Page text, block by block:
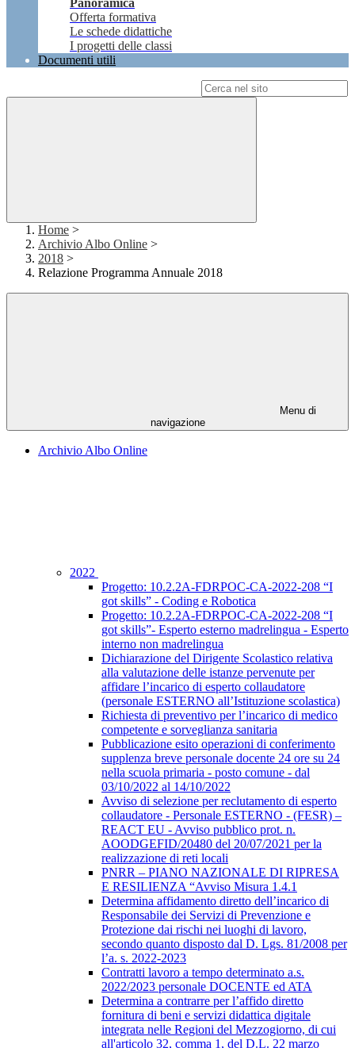
Panoramica
Offerta formativa
Le schede didattiche
I progetti delle classi
Documenti utili
Home >
Archivio Albo Online >
2018 >
Relazione Programma Annuale 2018
Menu di
navigazione
Archivio Albo Online
2022
Progetto: 10.2.2A-FDRPOC-CA-2022-208 “I
got skills” - Coding e Robotica
Progetto: 10.2.2A-FDRPOC-CA-2022-208 “I
got skills”- Esperto esterno madrelingua - Esperto
interno non madrelingua
Dichiarazione del Dirigente Scolastico relativa
alla valutazione delle istanze pervenute per
affidare l’incarico di esperto collaudatore
(personale ESTERNO all’Istituzione scolastica)
Richiesta di preventivo per l’incarico di medico
competente e sorveglianza sanitaria
Pubblicazione esito operazioni di conferimento
supplenza breve personale docente 24 ore su 24
nella scuola primaria - posto comune - dal
03/10/2022 al 14/10/2022
Avviso di selezione per reclutamento di esperto
collaudatore - Personale ESTERNO - (FESR) –
REACT EU - Avviso pubblico prot. n.
AOODGEFID/20480 del 20/07/2021 per la
realizzazione di reti locali
PNRR – PIANO NAZIONALE DI RIPRESA
E RESILIENZA “Avviso Misura 1.4.1
Determina affidamento diretto dell’incarico di
Responsabile dei Servizi di Prevenzione e
Protezione dai rischi nei luoghi di lavoro,
secondo quanto disposto dal D. Lgs. 81/2008 per
l’a. s. 2022-2023
Contratti lavoro a tempo determinato a.s.
2022/2023 personale DOCENTE ed ATA
Determina a contrarre per l’affido diretto
fornitura di beni e servizi didattica digitale
integrata nelle Regioni del Mezzogiorno, di cui
all'articolo 32, comma 1, del D.L. 22 marzo